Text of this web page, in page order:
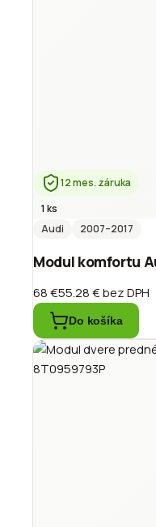
12 mes. záruka
1 ks
Audi
2007–2017
Modul komfortu
68 €55.28 €bez DPH
Do košíka